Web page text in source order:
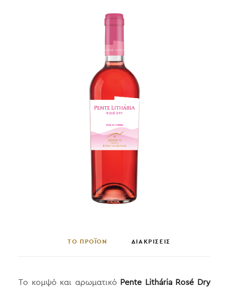
ΤΟ ΠΡΟΪΟΝ ΔΙΑΚΡΙΣΕΙΣ
Το κομψό και αρωματικό Pente Lithária Rosé Dry